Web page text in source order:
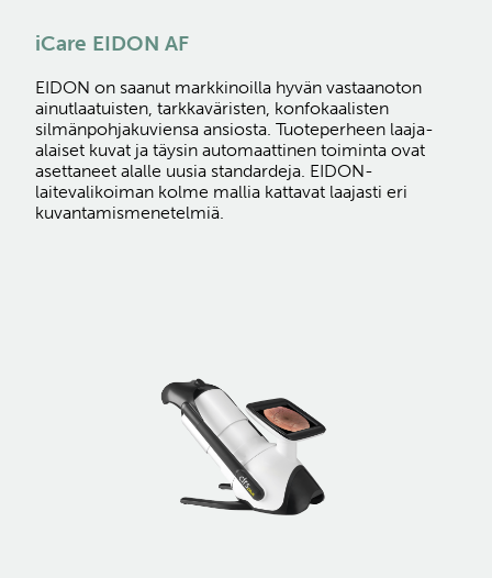
iCare EIDON AF
EIDON on saanut markkinoilla hyvän vastaanoton
ainutlaatuisten, tarkkaväristen, konfokaalisten
silmänpohjakuviensa ansiosta. Tuoteperheen laaja-
alaiset kuvat ja täysin automaattinen toiminta ovat
asettaneet alalle uusia standardeja. EIDON-
laitevalikoiman kolme mallia kattavat laajasti eri
kuvantamismenetelmiä.